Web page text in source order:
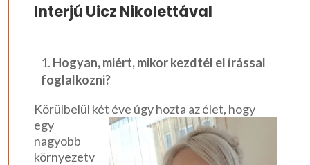
Interjú Uicz Nikolettával
Hogyan, miért, mikor kezdtél el írással
foglalkozni?
Körülbelül két éve úgy hozta az élet, hogy
egy
nagyobb
környezetv